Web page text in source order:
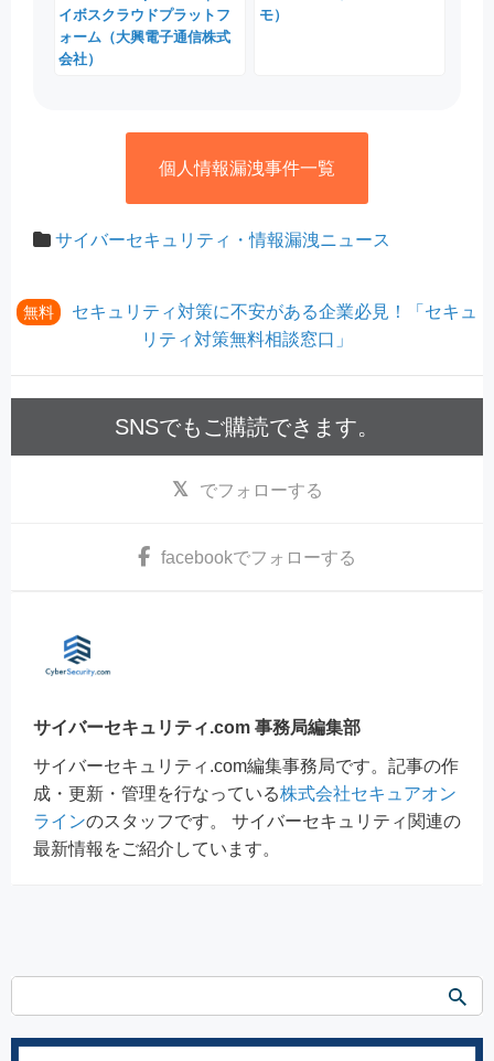
イボスクラウドプラットフ
ォーム（大興電子通信株式
会社）
モ）
個人情報漏洩事件一覧
サイバーセキュリティ・情報漏洩ニュース
無料
セキュリティ対策に不安がある企業必見！「セキュ
リティ対策無料相談窓口」
SNSでもご購読できます。
でフォローする
facebookでフォローする
サイバーセキュリティ.com 事務局編集部
サイバーセキュリティ.com編集事務局です。記事の作
成・更新・管理を行なっている株式会社セキュアオン
ラインのスタッフです。 サイバーセキュリティ関連の
最新情報をご紹介しています。